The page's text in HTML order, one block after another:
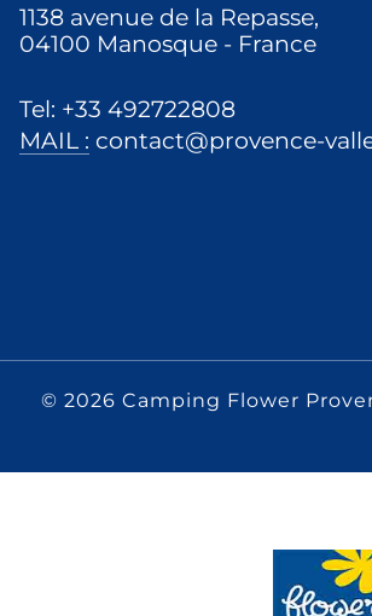
1138 avenue de la Repasse,
04100 Manosque - France
Tel: +33 492722808
MAIL : contact@provence-
© 2026 Camping Flower